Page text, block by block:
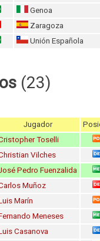
Genoa
Zaragoza
Unión Española
(23)
Jugador
Toselli
Vilches
Pedro Fuenzalida
Muñoz
Marín
Meneses
Casanova